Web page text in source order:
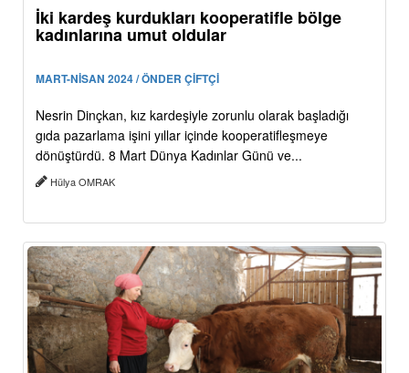
İki kardeş kurdukları kooperatifle bölge
kadınlarına umut oldular
MART-NİSAN 2024 / ÖNDER ÇİFTÇİ
Nesrin Dinçkan, kız kardeşiyle zorunlu olarak başladığı
gıda pazarlama işini yıllar içinde kooperatifleşmeye
dönüştürdü. 8 Mart Dünya Kadınlar Günü ve...
Hülya OMRAK